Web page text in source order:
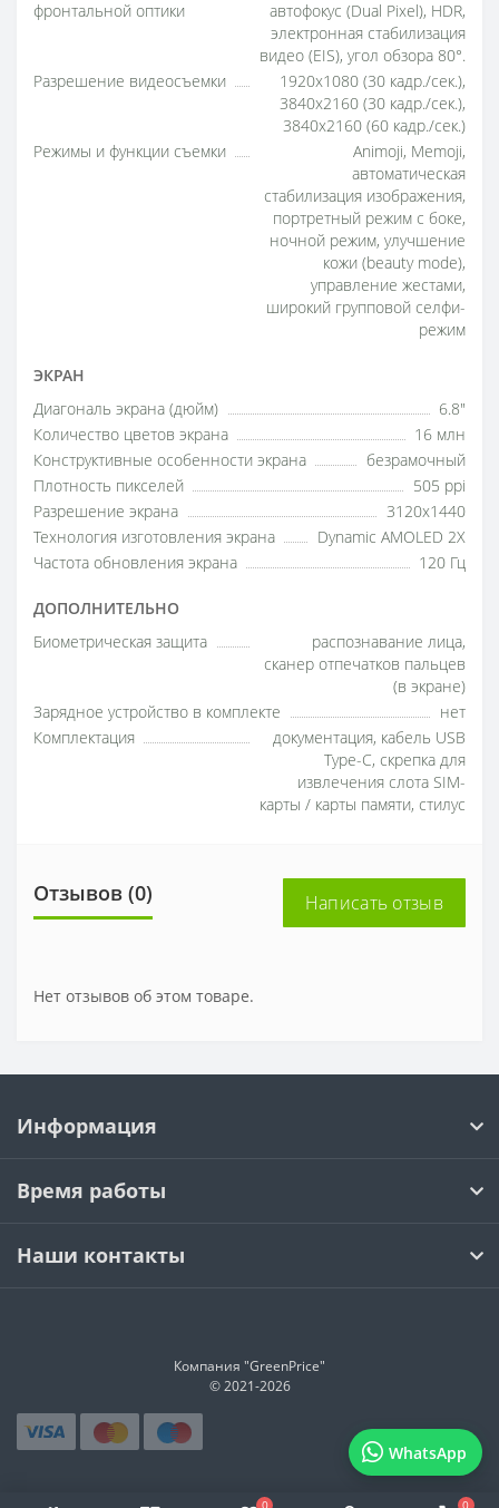
0 0
фронтальной оптики
автофокус (Dual Pixel), HDR,
электронная стабилизация
видео (EIS), угол обзора 80°.
Разрешение видеосъемки
1920x1080 (30 кадр./сек.),
3840x2160 (30 кадр./сек.),
3840x2160 (60 кадр./сек.)
Режимы и функции съемки
Animoji, Memoji,
автоматическая
стабилизация изображения,
портретный режим с боке,
ночной режим, улучшение
кожи (beauty mode),
управление жестами,
широкий групповой селфи-
режим
ЭКРАН
Диагональ экрана (дюйм)
6.8"
Количество цветов экрана
16 млн
Конструктивные особенности экрана
безрамочный
Плотность пикселей
505 ppi
Разрешение экрана
3120x1440
Технология изготовления экрана
Dynamic AMOLED 2X
Частота обновления экрана
120 Гц
ДОПОЛНИТЕЛЬНО
Биометрическая защита
распознавание лица,
сканер отпечатков пальцев
(в экране)
Зарядное устройство в комплекте
нет
Комплектация
документация, кабель USB
Type-C, скрепка для
извлечения слота SIM-
карты / карты памяти, стилус
Отзывов (0) Написать отзыв
Нет отзывов об этом товаре.
WhatsApp
Информация
Время работы
Наши контакты
Компания "GreenPrice"
© 2021-2026